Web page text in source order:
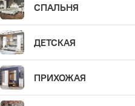
СПАЛЬНЯ
ДЕТСКАЯ
ПРИХОЖАЯ